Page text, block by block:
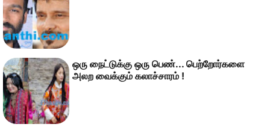
ஒரு நைட்டுக்கு ஒரு பெண்... பெற்றோர்களை
அலற வைக்கும் கலாச்சாரம் !